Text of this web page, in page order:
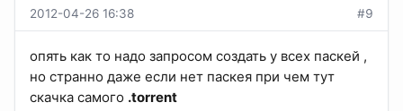
2012-04-26 16:38 #9
опять как то надо запросом создать у всех паскей ,
но странно даже если нет паскея при чем тут
скачка самого .torrent